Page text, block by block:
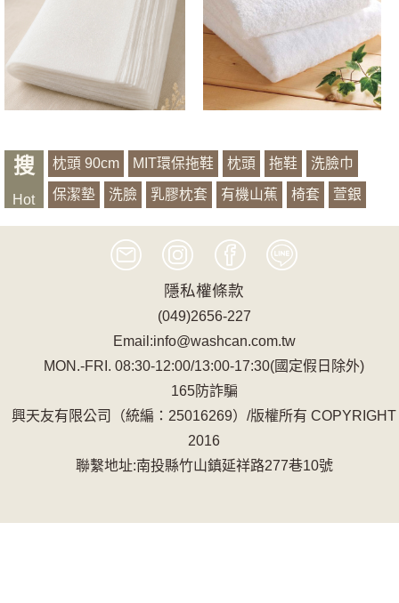
搜
Hot
枕頭 90cm MIT環保拖鞋 枕頭 拖鞋 洗臉巾
保潔墊 洗臉 乳膠枕套 有機山蕉 椅套 萱銀
浴袍 記憶
隱私權條款
(049)2656-227
Email:info@washcan.com.tw
MON.-FRI. 08:30-12:00/13:00-17:30(國定假日除外)
165防詐騙
興天友有限公司（統編：25016269）/版權所有 COPYRIGHT
2016
聯繫地址:南投縣竹山鎮延祥路277巷10號